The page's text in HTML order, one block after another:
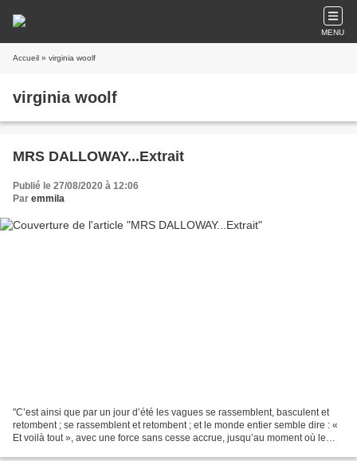
MENU
Accueil » virginia woolf
virginia woolf
MRS DALLOWAY...Extrait
Publié le 27/08/2020 à 12:06
Par emmila
"C’est ainsi que par un jour d’été les vagues se rassemblent, basculent et
retombent ; se rassemblent et retombent ; et le monde entier semble dire : «
Et voilà tout », avec une force sans cesse accrue, jusqu’au moment où le